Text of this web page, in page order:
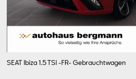
SEAT Ibiza 1.5 TSI -FR- Gebrauchtwagen